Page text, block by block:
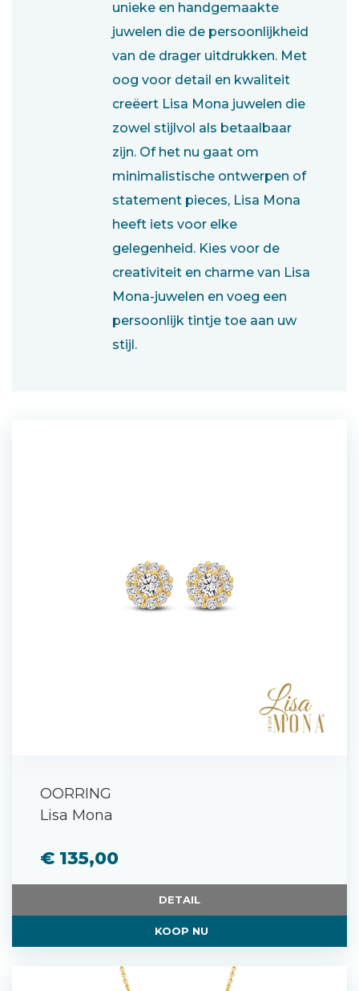
unieke en handgemaakte
juwelen die de persoonlijkheid
van de drager uitdrukken. Met
oog voor detail en kwaliteit
creëert Lisa Mona juwelen die
zowel stijlvol als betaalbaar
zijn. Of het nu gaat om
minimalistische ontwerpen of
statement pieces, Lisa Mona
heeft iets voor elke
gelegenheid. Kies voor de
creativiteit en charme van Lisa
Mona-juwelen en voeg een
persoonlijk tintje toe aan uw
stijl.
OORRING
Lisa Mona
€ 135,00
DETAIL
KOOP NU